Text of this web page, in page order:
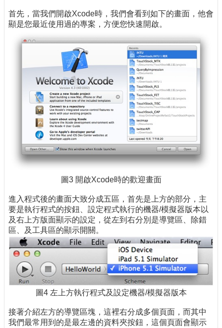
首先，當我們開啟Xcode時，我們會看到如下的畫面，他會
顯是您最近使用過的專案，方便您快速開啟。
圖3 開啟Xcode時的歡迎畫面
進入程式後的畫面大致分成五區，首先是上方的部分，主
要是執行程式的按鈕、設定程式執行的機器/模擬器版本以
及右上方版面顯示的設定，從左到右分別是導覽區、除錯
區、及工具區的顯示開關。
圖4 左上方執行程式及設定機器/模擬器版本
接著介紹左方的導覽區塊，這裡右分成多個頁面，而其中
我們最常用到的是最左邊的資料夾按鈕，這個頁面會顯示